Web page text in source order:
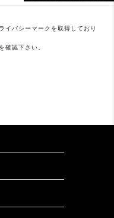
イバシーマークを取得しており
を確認下さい。